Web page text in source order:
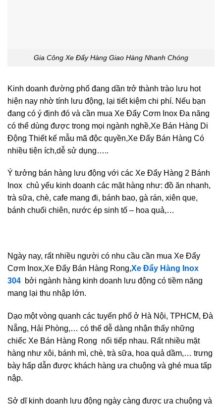
Gia Công Xe Đẩy Hàng Giao Hàng Nhanh Chóng
Kinh doanh đường phố đang dần trở thành trào lưu hot
hiện nay nhờ tính lưu động, lại tiết kiệm chi phí. Nếu bạn
đang có ý định đó và cần mua Xe Đẩy Cơm Inox Đa năng
có thể dùng được trong mọi ngành nghề,Xe Bán Hàng Di
Động Thiết kế mẫu mã độc quyền,Xe Đẩy Bán Hàng Có
nhiều tiện ích,dễ sử dụng…..
Ý tưởng bán hàng lưu động với các Xe Đẩy Hàng 2 Bánh
Inox chủ yếu kinh doanh các mặt hàng như: đồ ăn nhanh,
trà sữa, chè, cafe mang đi, bánh bao, gà rán, xiên que,
bánh chuối chiên, nước ép sinh tố – hoa quả,…
Ngày nay, rất nhiều người có nhu cầu cần mua Xe Đẩy
Cơm Inox,Xe Đẩy Bán Hàng Rong,Xe Đẩy Hàng Inox
304 bởi ngành hàng kinh doanh lưu động có tiềm năng
mang lại thu nhập lớn.
Dạo một vòng quanh các tuyến phố ở Hà Nội, TPHCM, Đà
Nẵng, Hải Phòng,… có thể dễ dàng nhận thấy những
chiếc Xe Bán Hàng Rong nối tiếp nhau. Rất nhiều mặt
hàng như xôi, bánh mì, chè, trà sữa, hoa quả dầm,… trưng
bày hấp dẫn được khách hàng ưa chuộng và ghé mua tấp
nập.
Sở dĩ kinh doanh lưu động ngày càng được ưa chuộng và